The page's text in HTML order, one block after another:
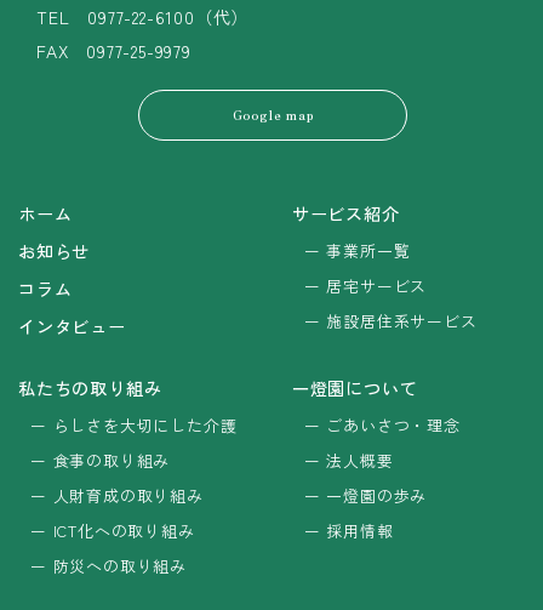
Google map
TEL 0977-22-6100（代）
FAX 0977-25-9979
ホーム
お知らせ
コラム
インタビュー
サービス紹介
事業所一覧
居宅サービス
施設居住系サービス
私たちの取り組み
らしさを大切にした介護
食事の取り組み
人財育成の取り組み
ICT化への取り組み
防災への取り組み
一燈園について
ごあいさつ・理念
法人概要
一燈園の歩み
採用情報